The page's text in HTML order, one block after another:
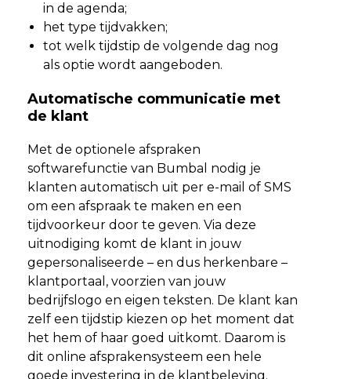
in de agenda;
het type tijdvakken;
tot welk tijdstip de volgende dag nog
als optie wordt aangeboden.
Automatische communicatie met
de klant
Met de optionele afspraken
softwarefunctie van Bumbal nodig je
klanten automatisch uit per e-mail of SMS
om een afspraak te maken en een
tijdvoorkeur door te geven. Via deze
uitnodiging komt de klant in jouw
gepersonaliseerde – en dus herkenbare –
klantportaal, voorzien van jouw
bedrijfslogo en eigen teksten. De klant kan
zelf een tijdstip kiezen op het moment dat
het hem of haar goed uitkomt. Daarom is
dit online afsprakensysteem een hele
goede investering in de klantbeleving.